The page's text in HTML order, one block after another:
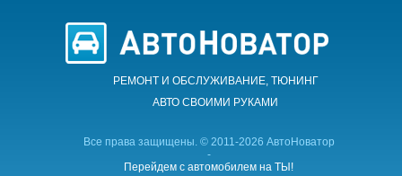
РЕМОНТ И ОБСЛУЖИВАНИЕ, ТЮНИНГ
АВТО CВОИМИ РУКАМИ
Все права защищены. © 2011-2026 АвтоНоватор
-
Перейдем с автомобилем на ТЫ!